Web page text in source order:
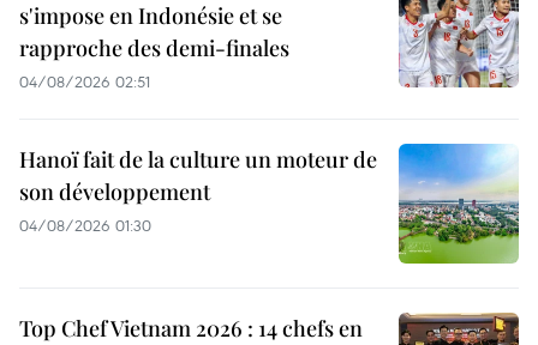
s'impose en Indonésie et se
rapproche des demi-finales
04/08/2026 02:51
Hanoï fait de la culture un moteur de
son développement
04/08/2026 01:30
Top Chef Vietnam 2026 : 14 chefs en